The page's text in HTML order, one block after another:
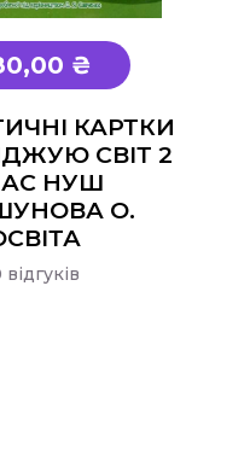
₴
КАРТКИ
СВІТ 2
НУШ
О.
відгуків